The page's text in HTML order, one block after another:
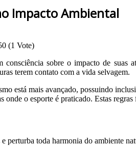
Impacto Ambiental
(1 Vote)
consciência sobre o impacto de
terem contato com a vida selvagem.
está mais avançado, possuindo
onde o esporte é praticado. Estas
perturba toda harmonia do ambiente